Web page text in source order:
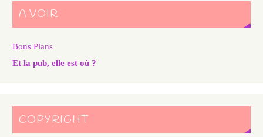
A VOIR
Bons Plans
Et la pub, elle est où ?
COPYRIGHT